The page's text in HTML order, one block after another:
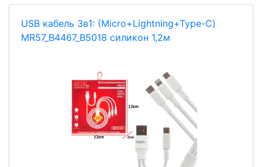
USB кабель 3в1: (Micro+Lightning+Type-C)
MR57_B4467_B5018 силикон 1,2м